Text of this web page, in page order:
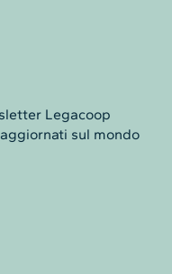
Legacoop
sul mondo